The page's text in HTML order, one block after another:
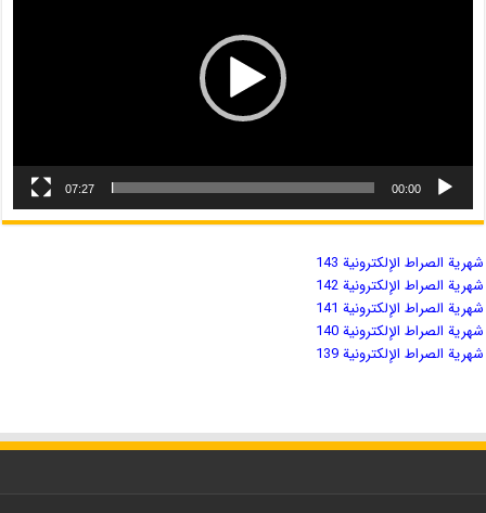
00:00
07:27
شهریة الصراط الإلكترونية 143
شهریة الصراط الإلكترونية 142
شهریة الصراط الإلكترونية 141
شهریة الصراط الإلكترونية 140
شهریة الصراط الإلكترونية 139